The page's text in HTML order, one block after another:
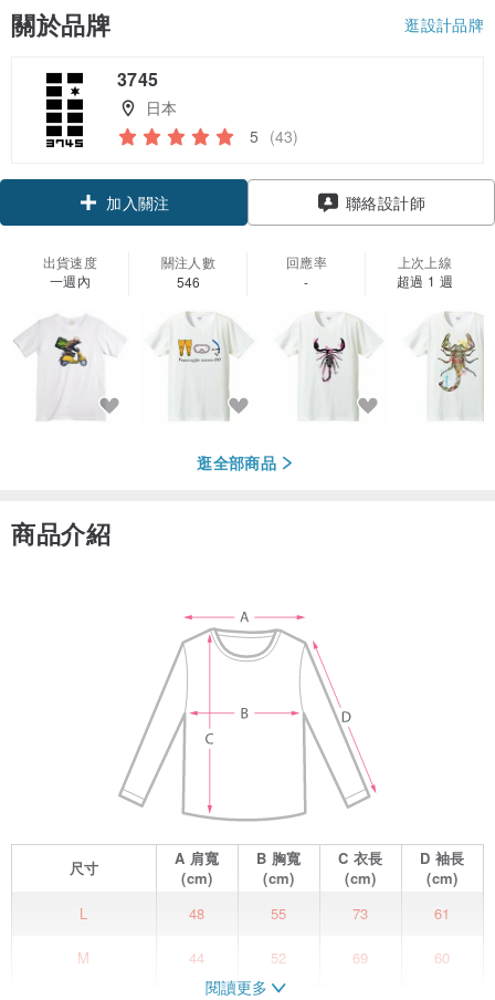
關於品牌 逛設計品牌
3745
日本
5 (43)
領優惠券
加入關注
聯絡設計師
出貨速度
一週內
關注人數
546
回應率
-
上次上線
超過 1 週
逛全部商品
商品介紹
尺寸 A 肩寬
(cm)
B 胸寬
(cm)
C衣長
(cm)
D袖長
(cm)
L
48 55 73 61
M 44 52 69 60
閱讀更多